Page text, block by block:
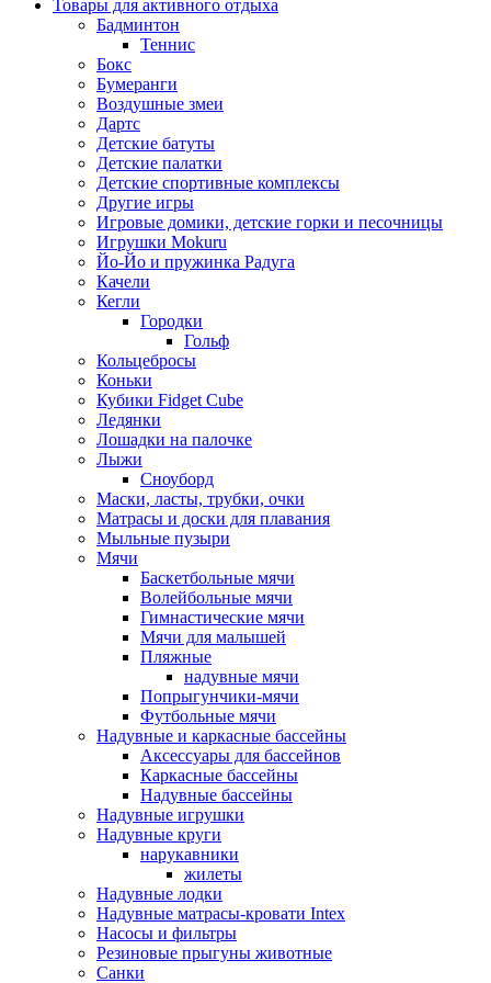
Товары для активного отдыха
Бадминтон
Теннис
Бокс
Бумеранги
Воздушные змеи
Дартс
Детские батуты
Детские палатки
Детские спортивные комплексы
Другие игры
Игровые домики, детские горки и песочницы
Игрушки Mokuru
Йо-Йо и пружинка Радуга
Качели
Кегли
Городки
Гольф
Кольцебросы
Коньки
Кубики Fidget Cube
Ледянки
Лошадки на палочке
Лыжи
Сноуборд
Маски, ласты, трубки, очки
Матрасы и доски для плавания
Мыльные пузыри
Мячи
Баскетбольные мячи
Волейбольные мячи
Гимнастические мячи
Мячи для малышей
Пляжные
надувные мячи
Попрыгунчики-мячи
Футбольные мячи
Надувные и каркасные бассейны
Аксессуары для бассейнов
Каркасные бассейны
Надувные бассейны
Надувные игрушки
Надувные круги
нарукавники
жилеты
Надувные лодки
Надувные матрасы-кровати Intex
Насосы и фильтры
Резиновые прыгуны животные
Санки